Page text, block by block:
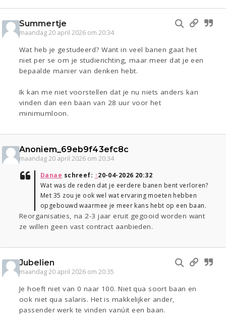
Summertje
maandag 20 april 2026 om 20:34
Wat heb je gestudeerd? Want in veel banen gaat het
niet per se om je studierichting, maar meer dat je een
bepaalde manier van denken hebt.
Ik kan me niet voorstellen dat je nu niets anders kan
vinden dan een baan van 28 uur voor het
minimumloon.
Anoniem_69eb9f43efc8c
maandag 20 april 2026 om 20:34
Danae schreef: ↑20-04-2026 20:32
Wat was de reden dat je eerdere banen bent verloren?
Met 35 zou je ook wel wat ervaring moeten hebben
opgebouwd waarmee je meer kans hebt op een baan.
Reorganisaties, na 2-3 jaar eruit gegooid worden want
ze willen geen vast contract aanbieden.
Jubelien
maandag 20 april 2026 om 20:35
Je hoeft niet van 0 naar 100. Niet qua soort baan en
ook niet qua salaris. Het is makkelijker ander,
passender werk te vinden vanúit een baan.